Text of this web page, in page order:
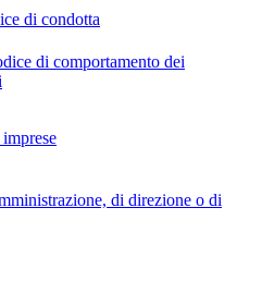
di condotta
di comportamento dei
di direzione o di